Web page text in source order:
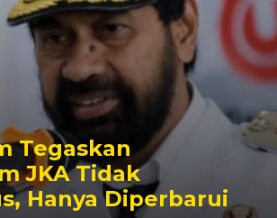
Tegaskan
JKA Tidak
Hanya Diperbarui